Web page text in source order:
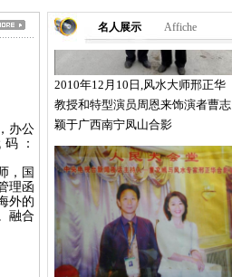
办公
：
，国
理函
外的
融合
名人展示 Affiche
2010年12月10日,风水大师邢正华
教授和特型演员周恩来饰演者曹志
颖于广西南宁凤山合影
2004年9月9日，风水大师邢正华教